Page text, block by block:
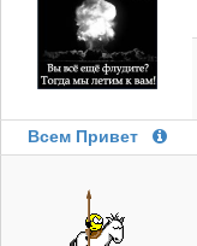
Всем Привет